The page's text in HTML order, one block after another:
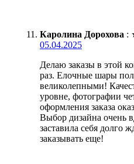
Каролина Дорохова :
05.04.2025
Делаю заказы в этой
раз. Елочные шары
великолепными!
уровне, фотографии
оформления заказа
Выбор дизайна очень
заставила себя долго
заказывать еще!